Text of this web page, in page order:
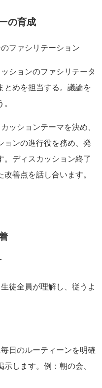
の育成
ファシリテーション
ションのファシリテータ
とめを担当する。議論を
ッションテーマを決め、
ョンの進行役を務め、発
。ディスカッション終了
善点を話し合います。
徒全員が理解し、従うよ
日のルーティーンを明確
します。例：朝の会、